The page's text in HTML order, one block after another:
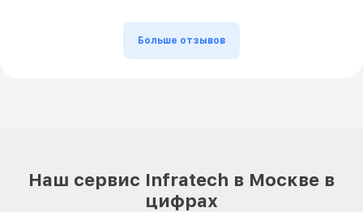
Больше отзывов
Наш сервис Infratech в Москве в
цифрах